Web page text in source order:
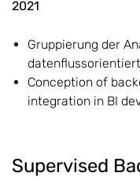
2021
Gruppierung der
Conception of
integration in BI
Supervised